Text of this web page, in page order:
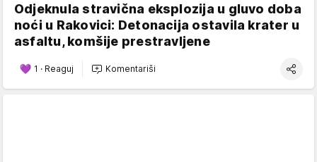
Odjeknula stravična eksplozija u gluvo doba
noći u Rakovici: Detonacija ostavila krater u
asfaltu, komšije prestravljene
1 · Reaguj Komentariši